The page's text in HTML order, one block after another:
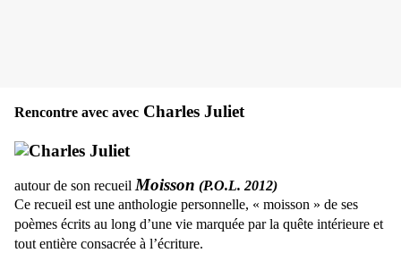
Rencontre avec avec Charles Juliet
autour de son recueil Moisson (P.O.L. 2012)
Ce recueil est une anthologie personnelle, « moisson » de ses
poèmes écrits au long d’une vie marquée par la quête intérieure et
tout entière consacrée à l’écriture.